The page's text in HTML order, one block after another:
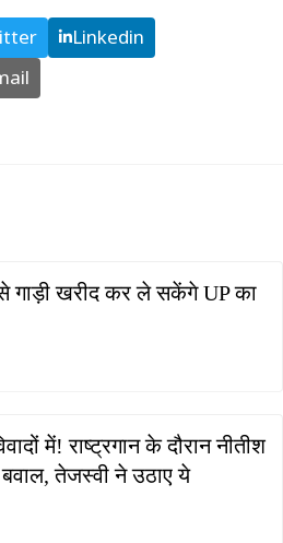
Linkedin
गाड़ी खरीद कर ले सकेंगे UP का
में! राष्ट्रगान के दौरान नीतीश
तेजस्वी ने उठाए ये